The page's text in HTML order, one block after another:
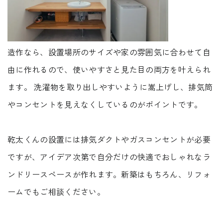
造作なら、設置場所のサイズや家の雰囲気に合わせて自
由に作れるので、使いやすさと見た目の両方を叶えられ
ます。 洗濯物を取り出しやすいように嵩上げし、排気筒
やコンセントを見えなくしているのがポイントです。
乾太くんの設置には排気ダクトやガスコンセントが必要
ですが、アイデア次第で自分だけの快適でおしゃれなラ
ンドリースペースが作れます。新築はもちろん、リフォ
ームでもご相談ください。